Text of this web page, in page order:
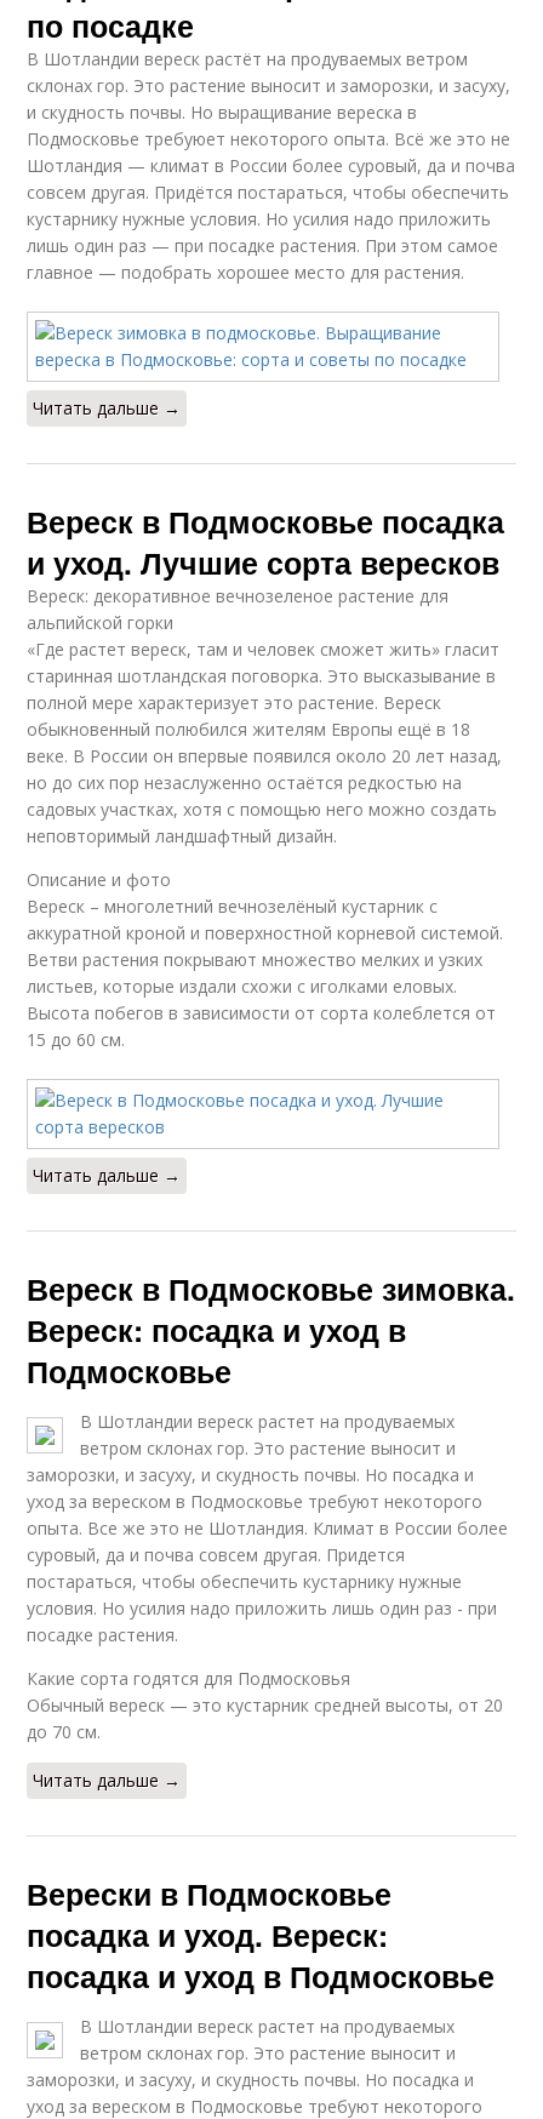
по посадке
В Шотландии вереск растёт на продуваемых ветром
склонах гор. Это растение выносит и заморозки, и засуху,
и скудность почвы. Но выращивание вереска в
Подмосковье требуюет некоторого опыта. Всё же это не
Шотландия — климат в России более суровый, да и почва
совсем другая. Придётся постараться, чтобы обеспечить
кустарнику нужные условия. Но усилия надо приложить
лишь один раз — при посадке растения. При этом самое
главное — подобрать хорошее место для растения.
Читать дальше →
Вереск в Подмосковье посадка
и уход. Лучшие сорта вересков
Вереск: декоративное вечнозеленое растение для
альпийской горки
«Где растет вереск, там и человек сможет жить» гласит
старинная шотландская поговорка. Это высказывание в
полной мере характеризует это растение. Вереск
обыкновенный полюбился жителям Европы ещё в 18
веке. В России он впервые появился около 20 лет назад,
но до сих пор незаслуженно остаётся редкостью на
садовых участках, хотя с помощью него можно создать
неповторимый ландшафтный дизайн.
Описание и фото
Вереск – многолетний вечнозелёный кустарник с
аккуратной кроной и поверхностной корневой системой.
Ветви растения покрывают множество мелких и узких
листьев, которые издали схожи с иголками еловых.
Высота побегов в зависимости от сорта колеблется от
15 до 60 см.
Читать дальше →
Вереск в Подмосковье зимовка.
Вереск: посадка и уход в
Подмосковье
В Шотландии вереск растет на продуваемых
ветром склонах гор. Это растение выносит и
заморозки, и засуху, и скудность почвы. Но посадка и
уход за вереском в Подмосковье требуют некоторого
опыта. Все же это не Шотландия. Климат в России более
суровый, да и почва совсем другая. Придется
постараться, чтобы обеспечить кустарнику нужные
условия. Но усилия надо приложить лишь один раз - при
посадке растения.
Какие сорта годятся для Подмосковья
Обычный вереск — это кустарник средней высоты, от 20
до 70 см.
Читать дальше →
Верески в Подмосковье
посадка и уход. Вереск:
посадка и уход в Подмосковье
В Шотландии вереск растет на продуваемых
ветром склонах гор. Это растение выносит и
заморозки, и засуху, и скудность почвы. Но посадка и
уход за вереском в Подмосковье требуют некоторого